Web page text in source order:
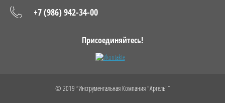
+7 (986) 942-34-00
Присоединяйтесь!
© 2019 “Инструментальная Компания "Артель"”